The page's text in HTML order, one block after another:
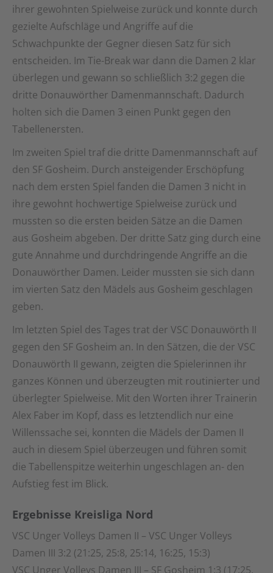
ihrer gewohnten Spielweise zurück und konnte durch
gezielte Aufschläge und Angriffe auf die
Schwachpunkte der Gegner diesen Satz für sich
entscheiden. Im Tie-Break war dann die Damen 2 klar
überlegen und gewann so schließlich 3:2 gegen die
dritte Donauwörther Damenmannschaft. Dadurch
holten sich die Damen 3 einen Punkt gegen den
Tabellenersten.
Im zweiten Spiel traf die dritte Damenmannschaft auf
den SF Gosheim. Durch ansteigender Erschöpfung
nach dem ersten Spiel fanden die Damen 3 nicht in
ihre gewohnt hochwertige Spielweise zurück und
mussten so die ersten beiden Sätze an die Damen
aus Gosheim abgeben. Der dritte Satz ging durch eine
gute Annahme und durchdringende Angriffe an die
Donauwörther Damen. Leider mussten sie sich dann
im vierten Satz den Mädels aus Gosheim geschlagen
geben.
Im letzten Spiel des Tages trat der VSC Donauwörth II
gegen den SF Gosheim an. In den Sätzen, die der VSC
Donauwörth II gewann, zeigten die Spielerinnen ihr
ganzes Können und überzeugten mit routinierter und
überlegter Spielweise. Mit den Worten ihrer Trainerin
Alex Faber im Kopf, dass es letztendlich nur eine
Willenssache sei, konnten die Mädels der Damen II
auch in diesem Spiel überzeugen und führen somit
die Tabellenspitze weiterhin ungeschlagen an- den
Aufstieg fest im Blick.
Ergebnisse Kreisliga Nord
VSC Unger Volleys Damen II – VSC Unger Volleys
Damen III 3:2 (21:25, 25:8, 25:14, 16:25, 15:3)
VSC Unger Volleys Damen III – SF Gosheim 1:3 (17:25,